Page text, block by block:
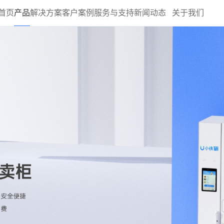
页产品解决方案客户案例服务与支持新闻动态 关于我们